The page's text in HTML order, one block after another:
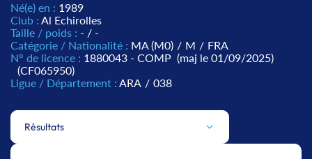
Né(e) en : 1989
Club : Al Echirolles
Taille / poids : - / -
Catégorie / Nationalité : MA (M0) / M / FRA
N° de licence : 1880043 - COMP (maj le 01/09/2025)
(CF065950)
Ligue / Département : ARA / 038
Résultats